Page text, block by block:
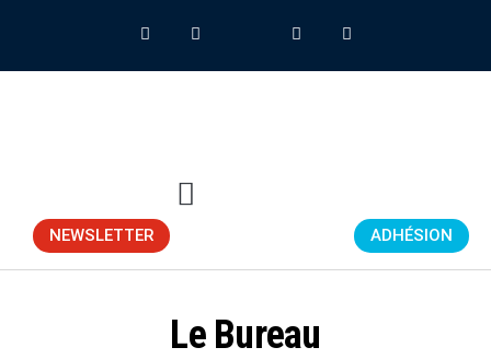
NEWSLETTER ADHÉSION
Le Bureau